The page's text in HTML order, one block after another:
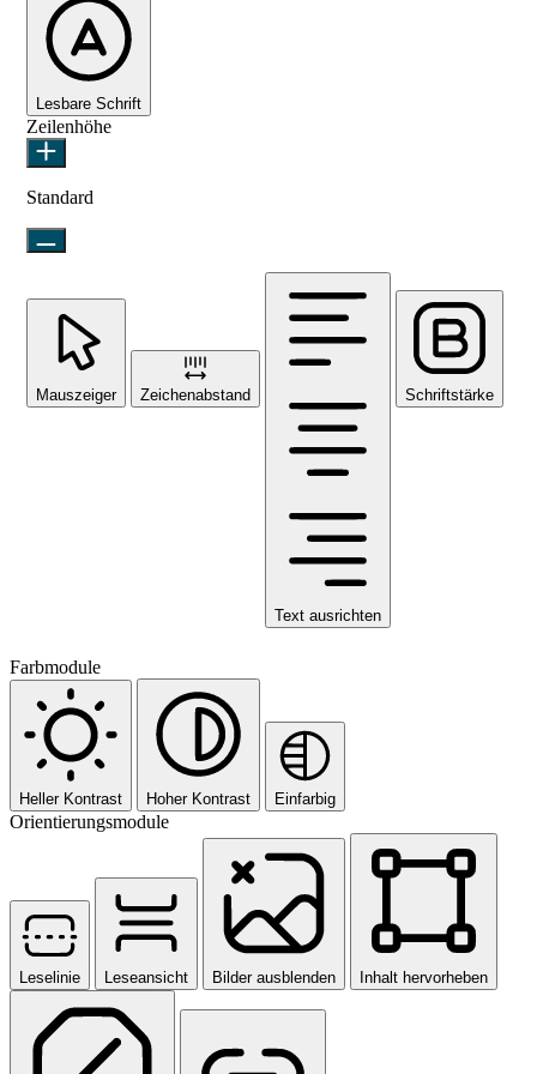
Lesbare Schrift
Zeilenhöhe
Standard
Mauszeiger Zeichenabstand
Text ausrichten
Schriftstärke
Farbmodule
Heller Kontrast Hoher Kontrast Einfarbig
Orientierungsmodule
Leselinie Leseansicht Bilder ausblenden Inhalt hervorheben